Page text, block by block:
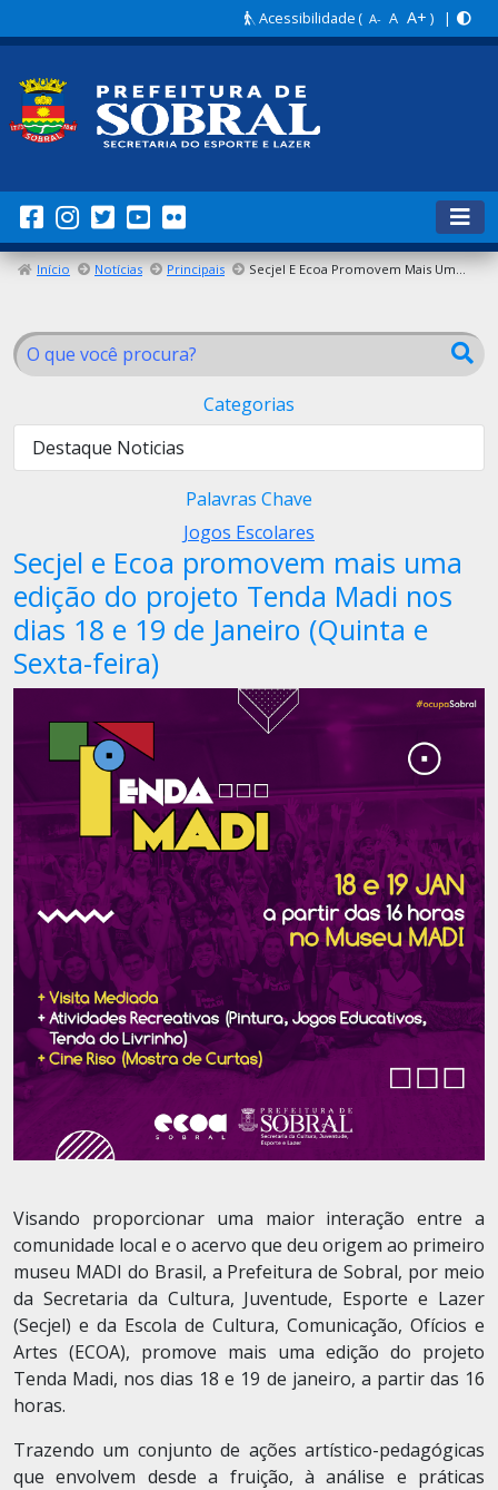
Acessibilidade( A- A A+ ) |
Início Notícias Principais Secjel E Ecoa Promovem Mais Uma Edição Do Projeto Tenda Madi Nos Dias 18 E 19 De Janeiro (Quinta E Sexta-Feira)
Categorias
Destaque Noticias
Palavras Chave
Jogos Escolares
Secjel e Ecoa promovem mais uma
edição do projeto Tenda Madi nos
dias 18 e 19 de Janeiro (Quinta e
Sexta-feira)
Visando proporcionar uma maior interação entre a
comunidade local e o acervo que deu origem ao primeiro
museu MADI do Brasil, a Prefeitura de Sobral, por meio
da Secretaria da Cultura, Juventude, Esporte e Lazer
(Secjel) e da Escola de Cultura, Comunicação, Ofícios e
Artes (ECOA), promove mais uma edição do projeto
Tenda Madi, nos dias 18 e 19 de janeiro, a partir das 16
horas.
Trazendo um conjunto de ações artístico-pedagógicas
que envolvem desde a fruição, à análise e práticas